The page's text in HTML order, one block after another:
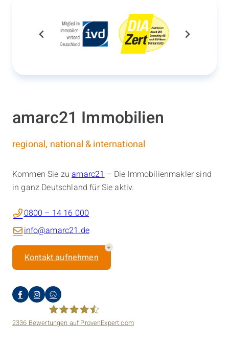
amarc21 Immobilien
regional, national & international
Kommen Sie zuamarc21– Die Immobilienmakler sind
in ganz Deutschland für Sie aktiv.
0800 – 14 16 000
info@amarc21.de
Kontakt aufnehmen
2336 Bewertungen auf ProvenExpert.com